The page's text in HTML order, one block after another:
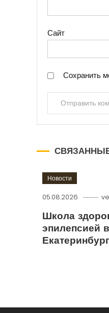
Сайт
Сохранить
Новости
05.08.2026
Школа
эпилепсией